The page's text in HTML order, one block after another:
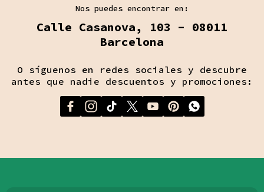
Nos puedes encontrar en:
Calle Casanova, 103 - 08011
Barcelona
O síguenos en redes sociales y descubre
antes que nadie descuentos y promociones: